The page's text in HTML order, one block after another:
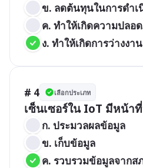
ข. ลดต้นทุนในการดำเ
ค. ทำให้เกิดความปลอ
ง. ทำให้เกิดการว่างง
# 4 เลือกประเภท
เซ็นเซอร์ใน IoT มีหน้า
ก. ประมวลผลข้อมูล
ข. เก็บข้อมูล
ค. รวบรวมข้อมูลจากส